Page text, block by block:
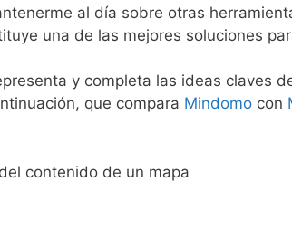
al día sobre otras
una de las mejores soluciones
y completa las ideas claves
que compara Mindomo con
contenido de un mapa